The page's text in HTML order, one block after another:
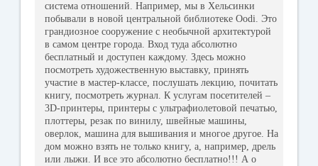
система отношений. Например, мы в Хельсинки
побывали в новой центральной библиотеке Oodi. Это
грандиозное сооружение с необычной архитектурой
в самом центре города. Вход туда абсолютно
бесплатный и доступен каждому. Здесь можно
посмотреть художественную выставку, принять
участие в мастер-классе, послушать лекцию, почитать
книгу, посмотреть журнал. К услугам посетителей –
3D-принтеры, принтеры с ультрафиолетовой печатью,
плоттеры, резак по винилу, швейные машины,
оверлок, машина для вышивания и многое другое. На
дом можно взять не только книгу, а, например, дрель
или лыжи. И все это абсолютно бесплатно!!! А о